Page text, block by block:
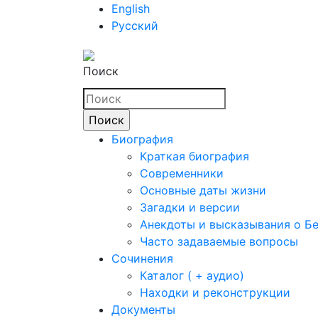
English
Русский
Поиск
Биография
Краткая биография
Современники
Основные даты жизни
Загадки и версии
Анекдоты и высказывания о
Часто задаваемые вопросы
Сочинения
Каталог ( + аудио)
Находки и реконструкции
Документы